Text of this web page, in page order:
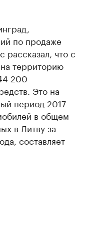
по продаже
рассказал, что с
территорию
200
Это на
период 2017
в общем
в Литву за
составляет